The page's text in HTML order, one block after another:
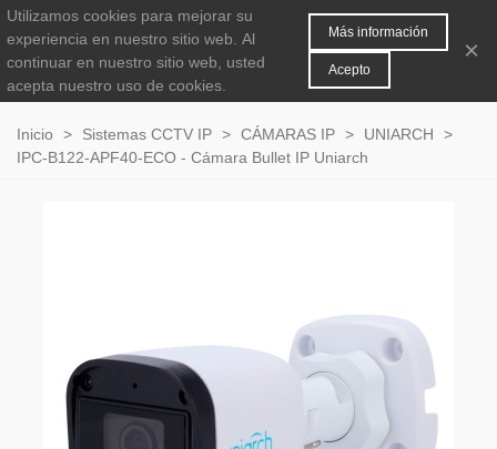
0
Inicio > Sistemas CCTV IP > CÁMARAS IP > UNIARCH
>
IPC-B122-APF40-ECO - Cámara Bullet IP Uniarch
Utilizamos cookies para mejorar su
experiencia en nuestro sitio web. Al
continuar en nuestro sitio web, usted
acepta nuestro uso de cookies.
Más información
Acepto
×